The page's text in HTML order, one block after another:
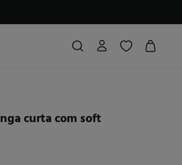
curta com soft